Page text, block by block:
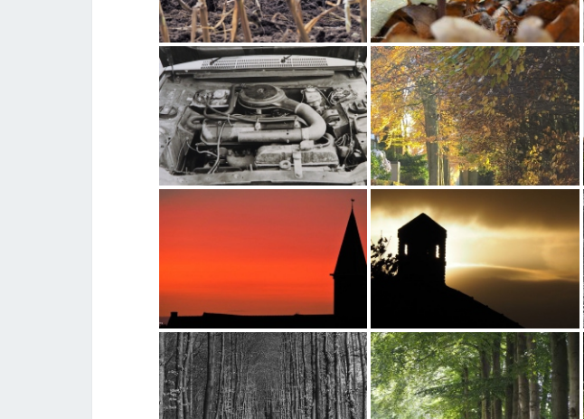
0
1
7
"